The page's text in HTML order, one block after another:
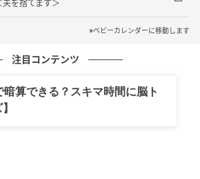
いつける内容は理不尽なものばか
こともあれば、家具を動かして模
い内容です。
を捨てます＞
※ベビーカレンダーに移動します
注目コンテンツ
算できる？スキマ時間に脳ト